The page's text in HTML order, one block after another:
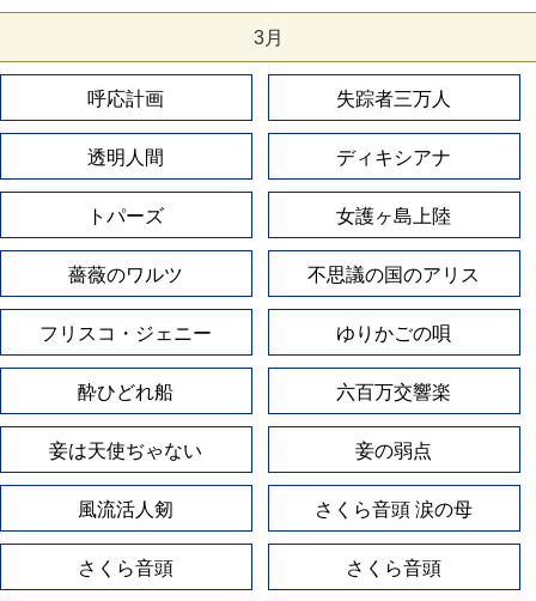
3月
呼応計画 失踪者三万人
透明人間 ディキシアナ
トパーズ 女護ヶ島上陸
薔薇のワルツ 不思議の国のアリス
フリスコ・ジェニー ゆりかごの唄
酔ひどれ船 六百万交響楽
妾は天使ぢゃない 妾の弱点
風流活人剱 さくら音頭 涙の母
さくら音頭 さくら音頭